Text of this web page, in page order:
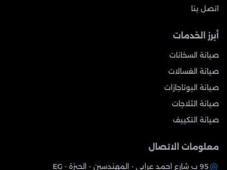
اتصل بنا
أبرز الخدمات
صيانة السخانات
صيانة الغسالات
صيانة البوتاجازات
صيانة الثلاجات
صيانة التكييف
معلومات الاتصال
95 ب شارع احمد عرابي - المهندسين - الجيزة - EG